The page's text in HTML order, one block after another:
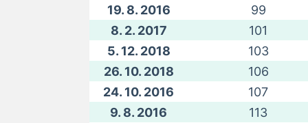
19. 8. 2016
99
8. 2. 2017
101
5. 12. 2018
103
26. 10. 2018
106
24. 10. 2016
107
9. 8. 2016
113